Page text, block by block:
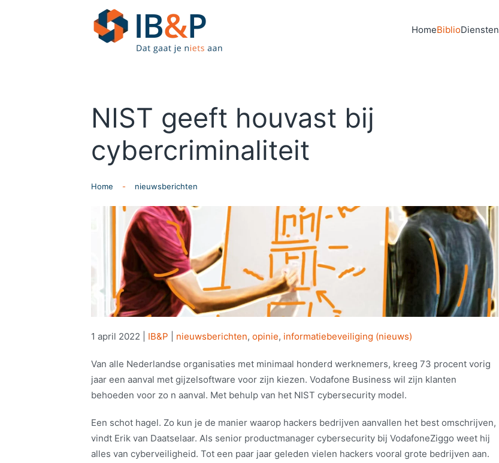
Skip to main content HomeBiblioDiensten
NIST geeft houvast bij
cybercriminaliteit
Home nieuwsberichten
1 april 2022 IB&P nieuwsberichten, opinie, informatiebeveiliging (nieuws)
Van alle Nederlandse organisaties met minimaal honderd werknemers, kreeg 73 procent vorig
jaar een aanval met gijzelsoftware voor zijn kiezen. Vodafone Business wil zijn klanten
behoeden voor zo n aanval. Met behulp van het NIST cybersecurity model.
Een schot hagel. Zo kun je de manier waarop hackers bedrijven aanvallen het best omschrijven,
vindt Erik van Daatselaar. Als senior productmanager cybersecurity bij VodafoneZiggo weet hij
alles van cyberveiligheid. Tot een paar jaar geleden vielen hackers vooral grote bedrijven aan.